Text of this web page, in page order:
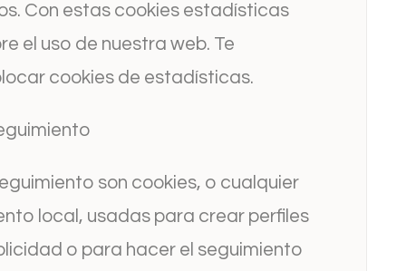
Con estas cookies estadísticas
el uso de nuestra web. Te
cookies de estadísticas.
son cookies, o cualquier
local, usadas para crear perfiles
o para hacer el seguimiento